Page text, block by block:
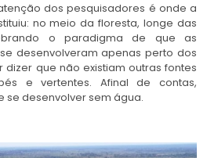
dos pesquisadores é onde a
no meio da floresta, longe das
o paradigma de que as
desenvolveram apenas perto dos
dizer que não existiam outras fontes
e vertentes. Afinal de contas,
desenvolver sem água.